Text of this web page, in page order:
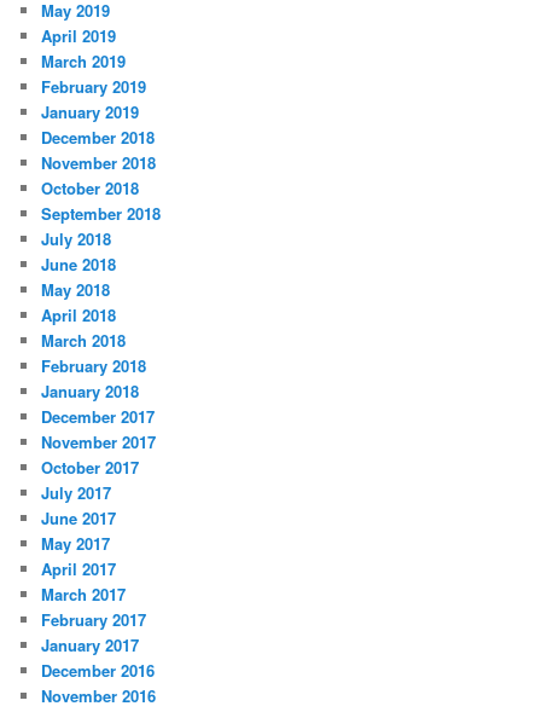
May 2019
April 2019
March 2019
February 2019
January 2019
December 2018
November 2018
October 2018
September 2018
July 2018
June 2018
May 2018
April 2018
March 2018
February 2018
January 2018
December 2017
November 2017
October 2017
July 2017
June 2017
May 2017
April 2017
March 2017
February 2017
January 2017
December 2016
November 2016